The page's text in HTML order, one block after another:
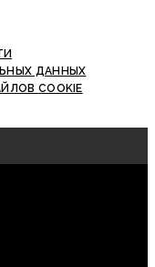
ДАННЫХ
COOKIE